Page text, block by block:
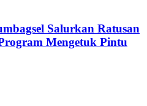
Salurkan Ratusan
Mengetuk Pintu